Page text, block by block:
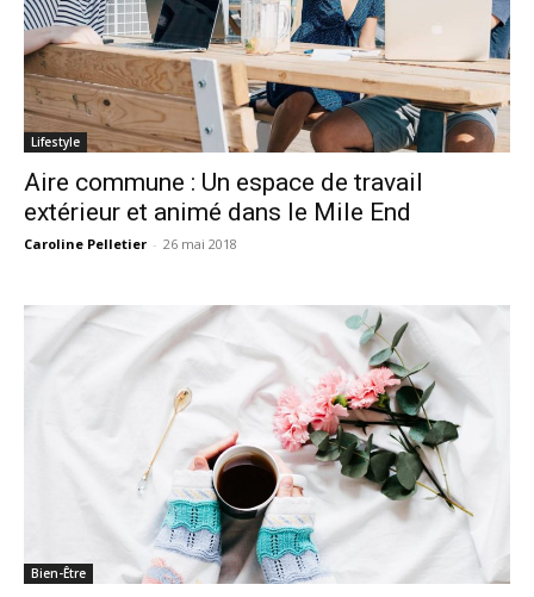
Lifestyle
Aire commune : Un espace de travail
extérieur et animé dans le Mile End
Caroline Pelletier - 26 mai 2018
Bien-Être